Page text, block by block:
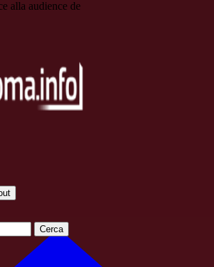
alla audience de
Cerca